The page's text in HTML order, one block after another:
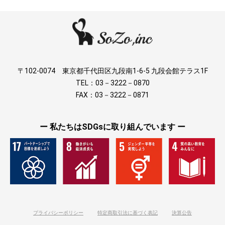
〒102-0074 東京都千代田区九段南1-6-5 九段会館テラス1F
TEL：03－3222－0870
FAX：03－3222－0871
ー 私たちはSDGsに取り組んでいます ー
プライバシーポリシー 特定商取引法に基づく表記 決算公告